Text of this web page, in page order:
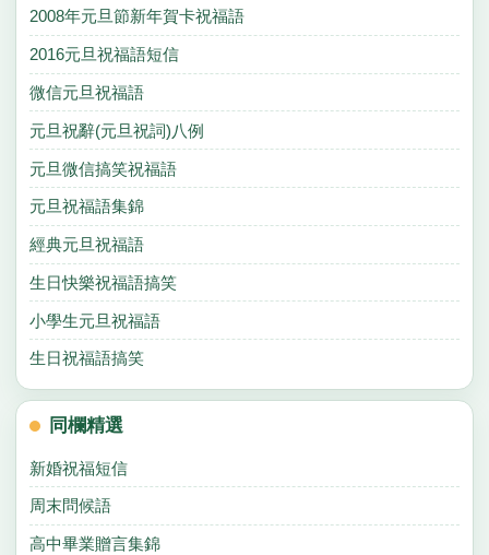
2008年元旦節新年賀卡祝福語
2016元旦祝福語短信
微信元旦祝福語
元旦祝辭(元旦祝詞)八例
元旦微信搞笑祝福語
元旦祝福語集錦
經典元旦祝福語
生日快樂祝福語搞笑
小學生元旦祝福語
生日祝福語搞笑
同欄精選
新婚祝福短信
周末問候語
高中畢業贈言集錦